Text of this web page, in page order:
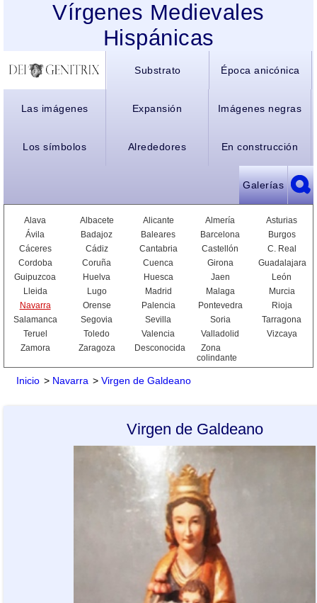
Vírgenes Medievales
Hispánicas
Substrato Época anicónica
Las imágenes Expansión Imágenes negras
Los símbolos Alrededores En construcción
Galerías
Alava Albacete Alicante Almería
Asturias
Ávila
Badajoz Baleares Barcelona
Burgos
Cáceres
Cádiz Cantabria Castellón
C. Real
Cordoba
Coruña Cuenca Girona
Guadalajara
Guipuzcoa
Huelva Huesca Jaen
León
Lleida
Lugo Madrid Malaga
Murcia
Navarra
Orense Palencia Pontevedra
Rioja
Salamanca
Segovia Sevilla Soria
Tarragona
Teruel
Toledo Valencia Valladolid
Vizcaya
Zamora
Zaragoza Desconocida
Zona
colindante
Inicio > Navarra > Virgen de Galdeano
Virgen de Galdeano